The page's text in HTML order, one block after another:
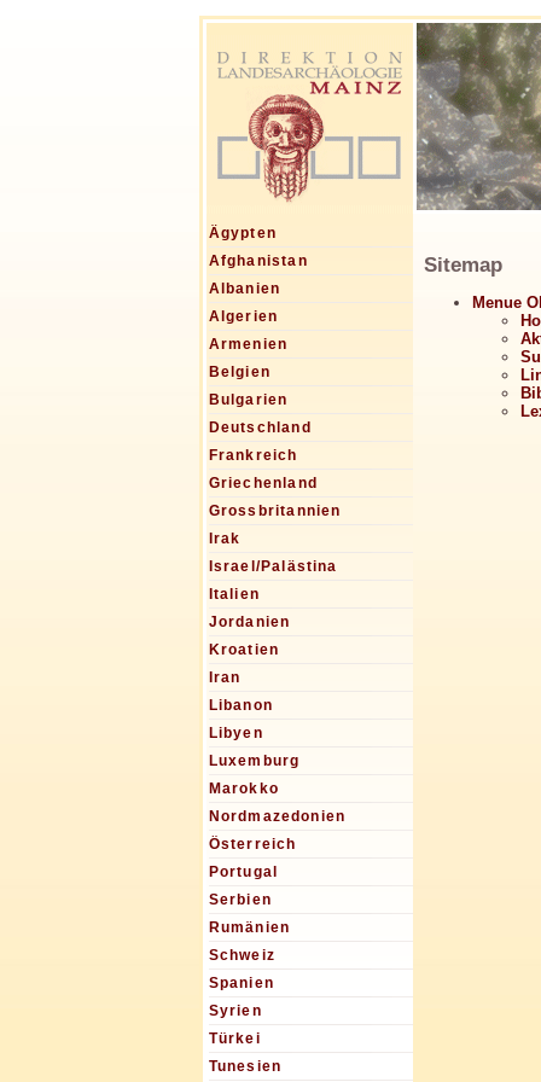
Ägypten
Afghanistan
Albanien
Algerien
Armenien
Belgien
Bulgarien
Deutschland
Frankreich
Griechenland
Grossbritannien
Irak
Israel/Palästina
Italien
Jordanien
Kroatien
Iran
Libanon
Libyen
Luxemburg
Marokko
Nordmazedonien
Österreich
Portugal
Serbien
Rumänien
Schweiz
Spanien
Syrien
Türkei
Tunesien
Sitemap
Menue